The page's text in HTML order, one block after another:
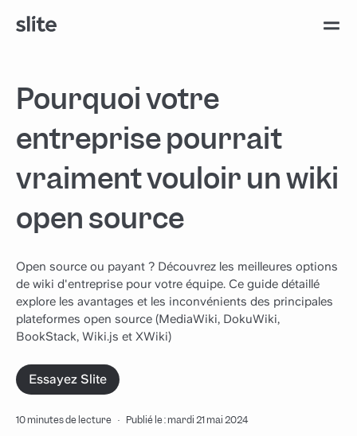
Pourquoi votre
entreprise pourrait
vraiment vouloir un wiki
open source
Open source ou payant ? Découvrez les meilleures options
de wiki d'entreprise pour votre équipe. Ce guide détaillé
explore les avantages et les inconvénients des principales
plateformes open source (MediaWiki, DokuWiki,
BookStack, Wiki.js et XWiki)
Essayez Slite
10 minutes de lecture · Publié le : mardi 21 mai 2024